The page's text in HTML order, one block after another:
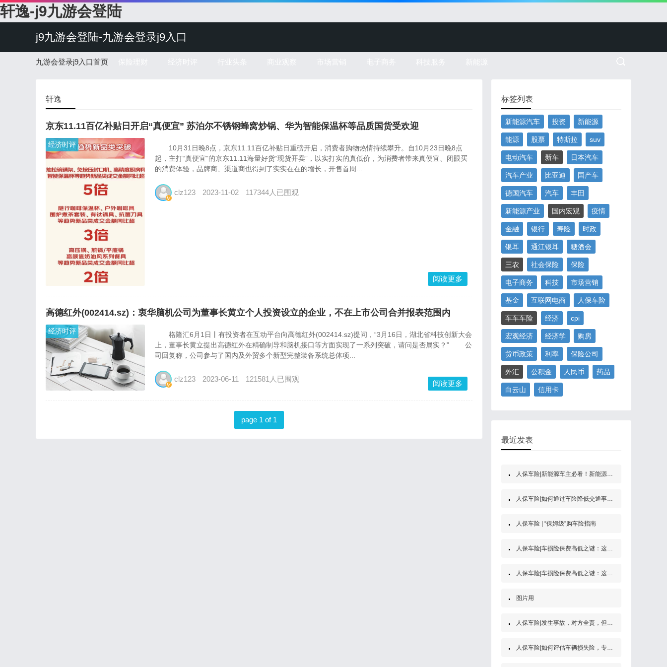
轩逸-j9九游会登陆
j9九游会登陆-九游会登录j9入口
九游会登录j9入口首页
轩逸
京东11.11百亿补贴日开启“真便宜” 苏泊尔不锈钢蜂窝炒锅、华为智能保温杯等品质国货受欢迎
经济时评
10月31日晚8点，京东11.11百亿补贴日重磅开启，消费者购物热情持续攀升。自10月23日晚8点
起，主打“真便宜”的京东11.11海量好货“现货开卖”，以实打实的真低价，为消费者带来真便宜、闭眼买
的消费体验，品牌商、渠道商也得到了实实在在的增长，开售首周...
clz123 2023-11-02 117344人已围观
阅读更多
高德红外(002414.sz)：衷华脑机公司为董事长黄立个人投资设立的企业，不在上市公司合并报表范围内
经济时评
格隆汇6月1日丨有投资者在互动平台向高德红外(002414.sz)提问，“3月16日，湖北省科技创新大会
上，董事长黄立提出高德红外在精确制导和脑机接口等方面实现了一系列突破，请问是否属实？” 公
司回复称，公司参与了国内及外贸多个新型完整装备系统总体项...
clz123 2023-06-11 121581人已围观
阅读更多
page 1 of 1
标签列表
新能源汽车 投资 新能源
能源 股票 特斯拉 suv
电动汽车 新车 日本汽车
汽车产业 比亚迪 国产车
德国汽车 汽车 丰田
新能源产业 国内宏观 疫情
金融 银行 寿险 时政
银耳 通江银耳 糖酒会
三农 社会保险 保险
电子商务 科技 市场营销
基金 互联网电商 人保车险
车车车险 经济 cpi
宏观经济 经济学 购房
货币政策 利率 保险公司
外汇 公积金 人民币 药品
白云山 信用卡
最近发表
人保车险|新能源车主必看！新能源汽车第三者责任保险
人保车险|如何通过车险降低交通事故的经济风险？
人保车险 | “保姆级”购车险指南
人保车险|车损险保费高低之谜：这些因素决定了你的保费
人保车险|车损险保费高低之谜：这些因素决定了你的保费
图片用
人保车险|发生事故，对方全责，但是他没买保险怎么办？
人保车险|如何评估车辆损失险，专家为你解答